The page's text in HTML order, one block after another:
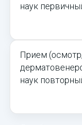
наук
Прием
наук